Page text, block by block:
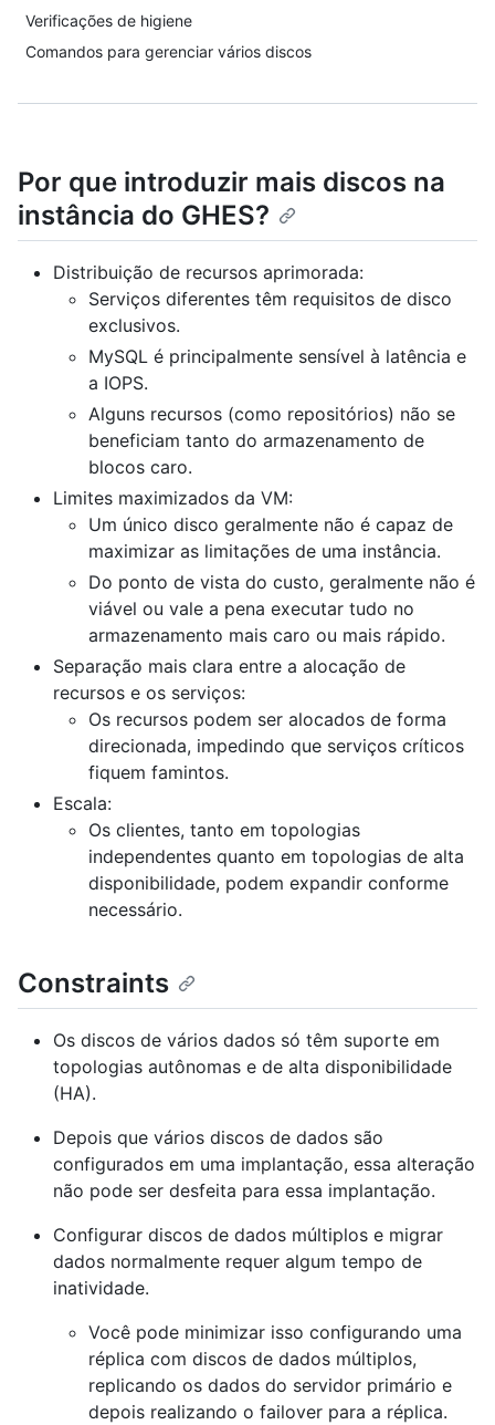
Verificações de higiene
Comandos para gerenciar vários discos
Por que introduzir mais discos na
instância do GHES?
Distribuição de recursos aprimorada:
Serviços diferentes têm requisitos de disco
exclusivos.
MySQL é principalmente sensível à latência e
a IOPS.
Alguns recursos (como repositórios) não se
beneficiam tanto do armazenamento de
blocos caro.
Limites maximizados da VM:
Um único disco geralmente não é capaz de
maximizar as limitações de uma instância.
Do ponto de vista do custo, geralmente não é
viável ou vale a pena executar tudo no
armazenamento mais caro ou mais rápido.
Separação mais clara entre a alocação de
recursos e os serviços:
Os recursos podem ser alocados de forma
direcionada, impedindo que serviços críticos
fiquem famintos.
Escala:
Os clientes, tanto em topologias
independentes quanto em topologias de alta
disponibilidade, podem expandir conforme
necessário.
Constraints
Os discos de vários dados só têm suporte em
topologias autônomas e de alta disponibilidade
(HA).
Depois que vários discos de dados são
configurados em uma implantação, essa alteração
não pode ser desfeita para essa implantação.
Configurar discos de dados múltiplos e migrar
dados normalmente requer algum tempo de
inatividade.
Você pode minimizar isso configurando uma
réplica com discos de dados múltiplos,
replicando os dados do servidor primário e
depois realizando o failover para a réplica.